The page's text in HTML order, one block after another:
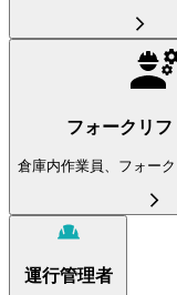
フォークリ
倉庫内作業員、フォー
運行管理者